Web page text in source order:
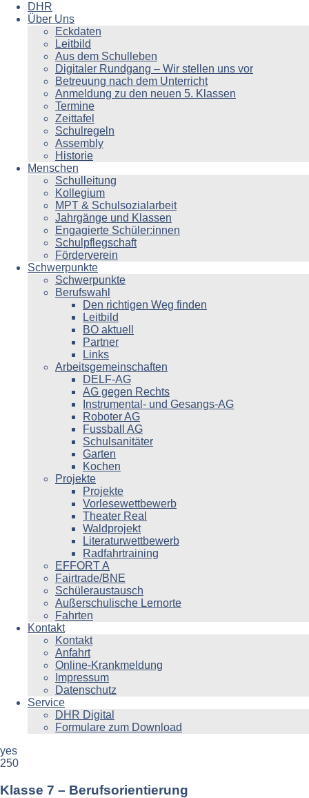
DHR
Über Uns
Eckdaten
Leitbild
Aus dem Schulleben
Digitaler Rundgang – Wir stellen uns vor
Betreuung nach dem Unterricht
Anmeldung zu den neuen 5. Klassen
Termine
Zeittafel
Schulregeln
Assembly
Historie
Menschen
Schulleitung
Kollegium
MPT & Schulsozialarbeit
Jahrgänge und Klassen
Engagierte Schüler:innen
Schulpflegschaft
Förderverein
Schwerpunkte
Schwerpunkte
Berufswahl
Den richtigen Weg finden
Leitbild
BO aktuell
Partner
Links
Arbeitsgemeinschaften
DELF-AG
AG gegen Rechts
Instrumental- und Gesangs-AG
Roboter AG
Fussball AG
Schulsanitäter
Garten
Kochen
Projekte
Projekte
Vorlesewettbewerb
Theater Real
Waldprojekt
Literaturwettbewerb
Radfahrtraining
EFFORT A
Fairtrade/BNE
Schüleraustausch
Außerschulische Lernorte
Fahrten
Kontakt
Kontakt
Anfahrt
Online-Krankmeldung
Impressum
Datenschutz
Service
DHR Digital
Formulare zum Download
yes
250
Klasse 7 – Berufsorientierung